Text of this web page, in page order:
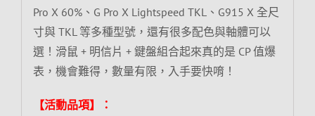
Pro X 60%、G Pro X Lightspeed TKL、G915 X 全尺
寸與 TKL 等多種型號，還有很多配色與軸體可以
選！滑鼠 + 明信片 + 鍵盤組合起來真的是 CP 值爆
表，機會難得，數量有限，入手要快唷！
【活動品項】：